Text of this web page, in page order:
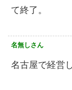
て終了。
名無しさん
名古屋で経営